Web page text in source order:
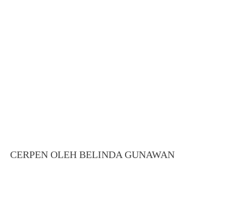
CERPEN OLEH BELINDA GUNAWAN